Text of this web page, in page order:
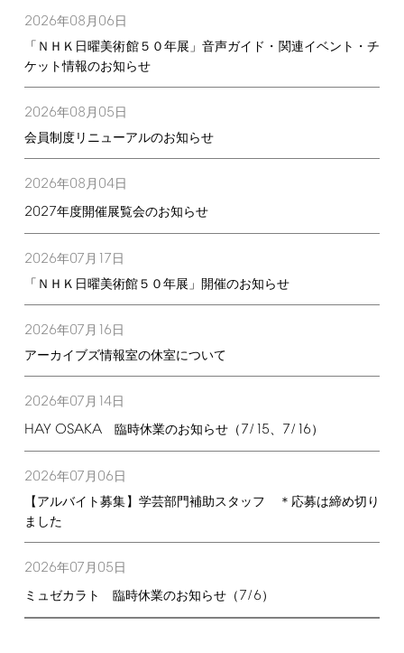
2026年08月 06日
「ＮＨＫ日曜美術館５０年展」音声ガイド・関連イベント・チ
ケット情報のお知らせ
2026年08月 05日
会員制度リニューアルのお知らせ
2026年08月 04日
2027年度開催展覧会のお知らせ
2026年07月 17日
「ＮＨＫ日曜美術館５０年展」開催のお知らせ
2026年07月 16日
アーカイブズ情報室の休室について
2026年07月 14日
HAY OSAKA臨時休業のお知らせ（7/15、 7/16）
2026年07月 06日
【アルバイト募集】学芸部門補助スタッフ ＊応募は締め切り
ました
2026年07月 05日
ミュゼカラト 臨時休業のお知らせ（7/6）